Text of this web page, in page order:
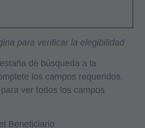
para verificar la elegibilidad
de búsqueda a la
los campos requeridos.
ver todos los campos
Beneficiario